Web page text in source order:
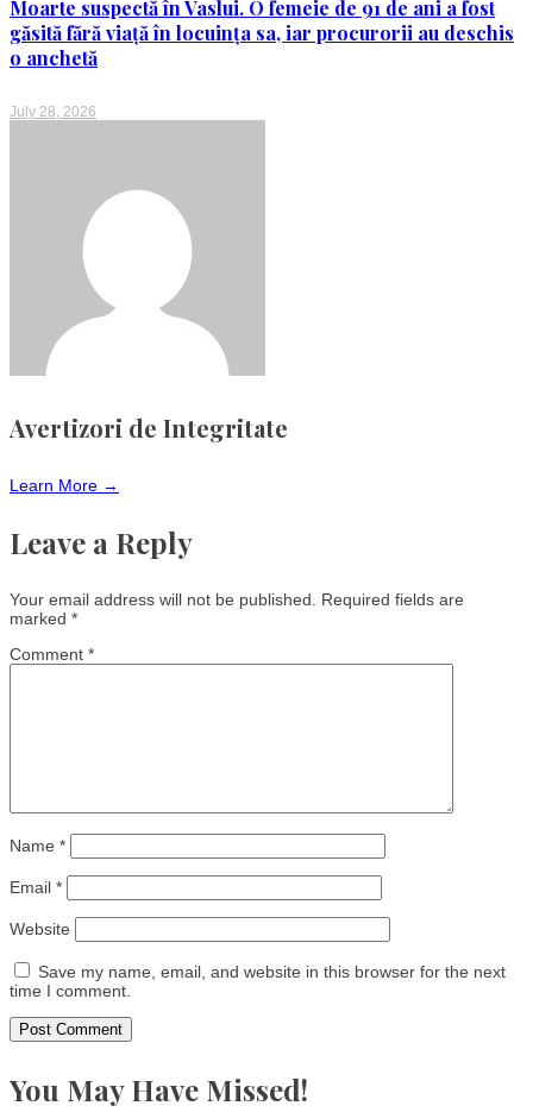
Moarte suspectă în Vaslui. O femeie de 91 de ani a fost
găsită fără viață în locuința sa, iar procurorii au deschis
o anchetă
July 28, 2026
Avertizori de Integritate
Learn More →
Leave a Reply
Your email address will not be published.
Required fields are
marked *
Comment *
Name *
Email *
Website
Save my name, email, and website in this browser for the next
time I comment.
You May Have Missed!